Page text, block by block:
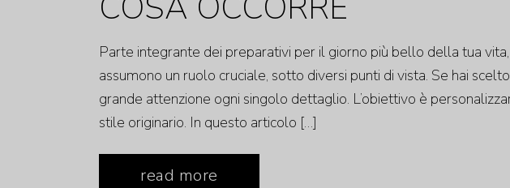
Parte integrante dei preparativi per il giorno più bello della tua
assumono un ruolo cruciale, sotto diversi punti di vista. Se hai
grande attenzione ogni singolo dettaglio. L’obiettivo è
stile originario. In questo articolo […]
read more